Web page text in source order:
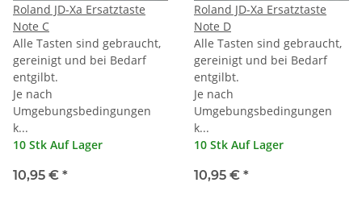
Roland JD-Xa Ersatztaste
Note C
Alle Tasten sind gebraucht,
gereinigt und bei Bedarf
entgilbt.
Je nach
Umgebungsbedingungen
k...
10 Stk Auf Lager
10,95 € *
Roland JD-Xa Ersatztaste
Note D
Alle Tasten sind gebraucht,
gereinigt und bei Bedarf
entgilbt.
Je nach
Umgebungsbedingungen
k...
10 Stk Auf Lager
10,95 € *